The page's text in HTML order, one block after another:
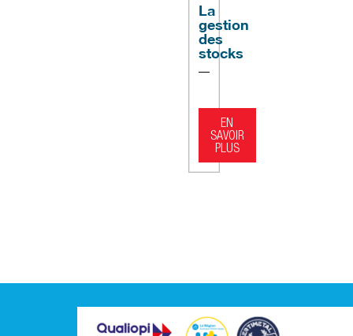
La
gestion
des
stocks
EN
SAVOIR
PLUS